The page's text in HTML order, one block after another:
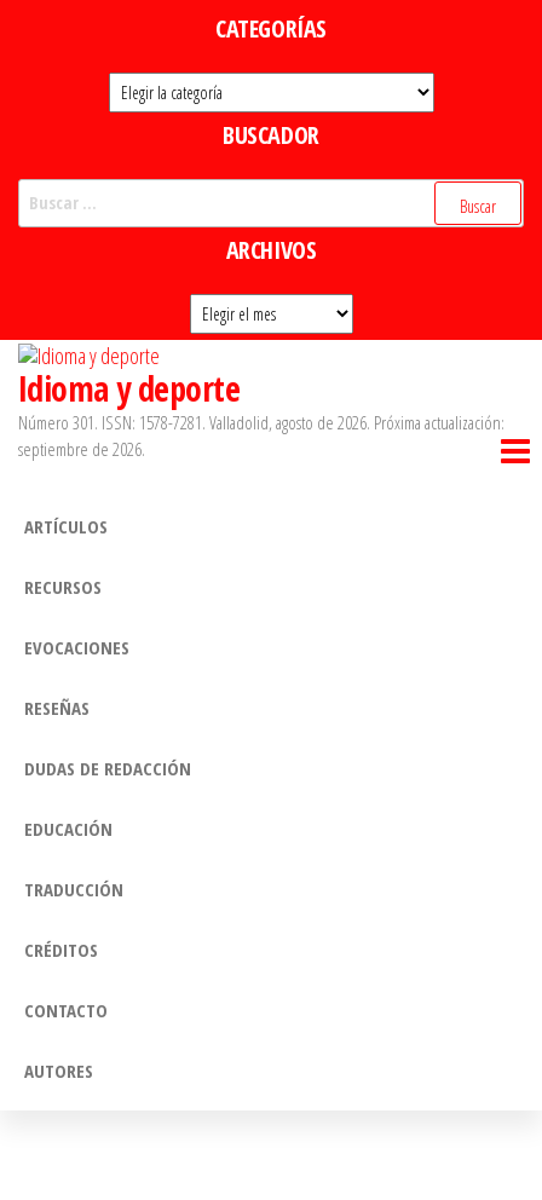
CATEGORÍAS
Categorías
BUSCADOR
ARCHIVOS
Archivos
Idioma y deporte
Número 301. ISSN: 1578-7281. Valladolid, agosto de 2026. Próxima actualización:
septiembre de 2026.
ARTÍCULOS
RECURSOS
EVOCACIONES
RESEÑAS
DUDAS DE REDACCIÓN
EDUCACIÓN
TRADUCCIÓN
CRÉDITOS
CONTACTO
AUTORES